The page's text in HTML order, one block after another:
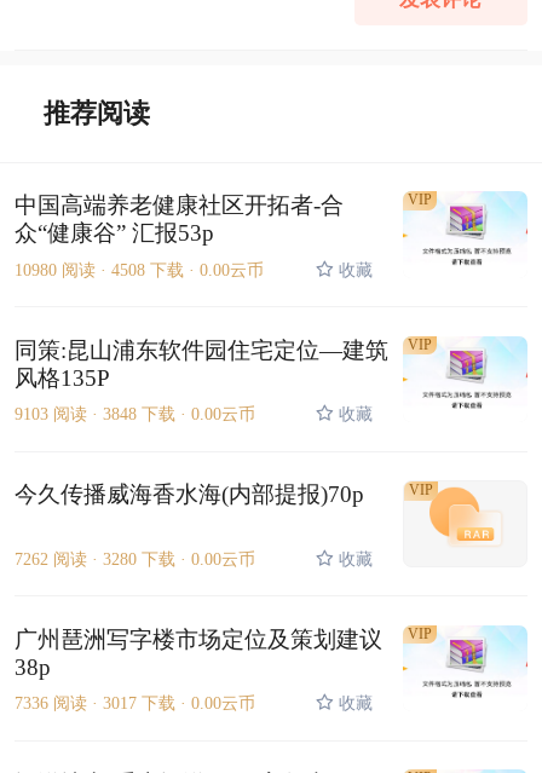
推荐阅读
中国高端养老健康社区开拓者-合
众“健康谷” 汇报53p
10980 阅读 · 4508 下载 · 0.00云币 收藏
VIP
同策:昆山浦东软件园住宅定位—建筑
风格135P
9103 阅读 · 3848 下载 · 0.00云币 收藏
VIP
今久传播威海香水海(内部提报)70p
7262 阅读 · 3280 下载 · 0.00云币 收藏
VIP
广州琶洲写字楼市场定位及策划建议
38p
7336 阅读 · 3017 下载 · 0.00云币 收藏
VIP